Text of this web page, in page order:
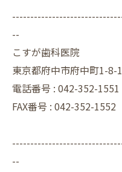
--
こすが歯科医院
東京都府中市府中町1-8-
電話番号 : 042-352-1551
FAX番号 : 042-352-1552
--